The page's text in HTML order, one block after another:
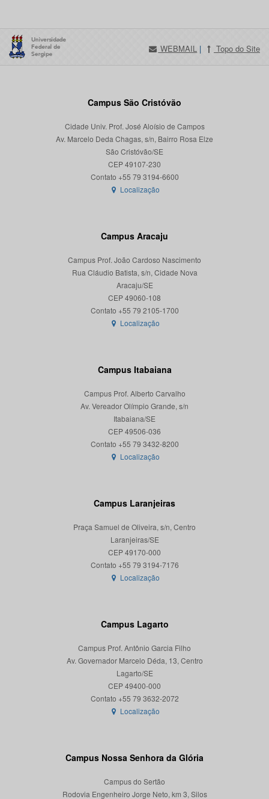
WEBMAIL | Topo do Site
Campus São Cristóvão
Cidade Univ. Prof. José Aloísio de Campos
Av. Marcelo Deda Chagas, s/n, Bairro Rosa Elze
São Cristóvão/SE
CEP 49107-230
Localização
Campus Aracaju
Campus Prof. João Cardoso Nascimento
Rua Cláudio Batista, s/n, Cidade Nova
Aracaju/SE
CEP 49060-108
Localização
Campus Itabaiana
Campus Prof. Alberto Carvalho
Av. Vereador Olímpio Grande, s/n
Itabaiana/SE
CEP 49506-036
Localização
Campus Laranjeiras
Praça Samuel de Oliveira, s/n, Centro
Laranjeiras/SE
CEP 49170-000
Localização
Campus Lagarto
Campus Prof. Antônio Garcia Filho
Av. Governador Marcelo Déda, 13, Centro
Lagarto/SE
CEP 49400-000
Localização
Campus Nossa Senhora da Glória
Campus do Sertão
Rodovia Engenheiro Jorge Neto, km 3, Silos